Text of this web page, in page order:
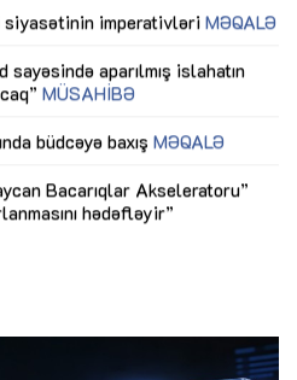
siyasətinin imperativləri MƏQALƏ
aparılmış islahatın
MÜSAHİBƏ
büdcəyə baxış MƏQALƏ
Bacarıqlar Akseleratoru”
hədəfləyir”